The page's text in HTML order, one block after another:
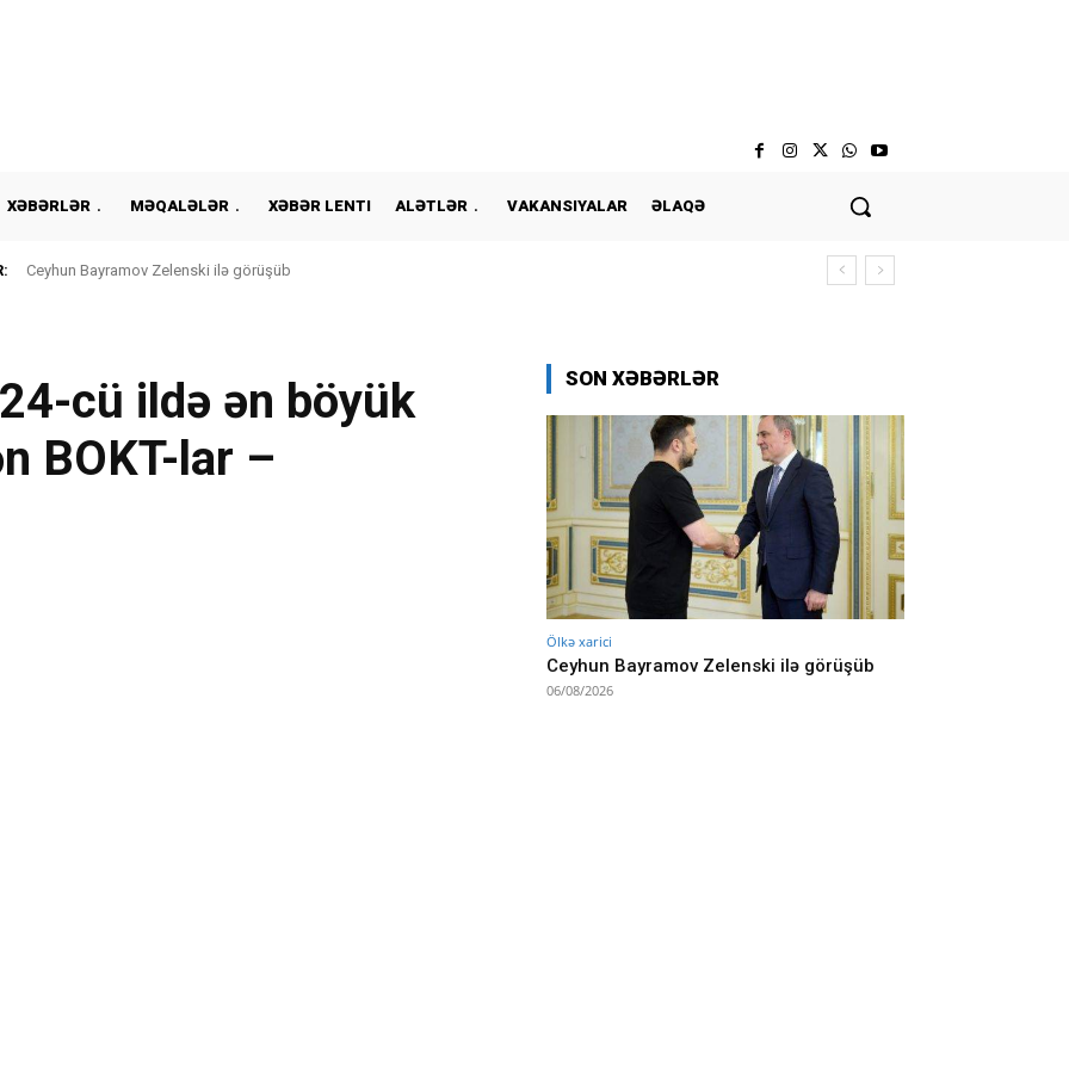
XƏBƏRLƏR MƏQALƏLƏR XƏBƏR LENTI ALƏTLƏR VAKANSIYALAR ƏLAQƏ
Ceyhun Bayramov Zelenski ilə görüşüb
cü ildə ən böyük
BOKT-lar –
SON XƏBƏRLƏR
Ölkə xarici
Ceyhun Bayramov Zelenski ilə görüşüb
06/08/2026